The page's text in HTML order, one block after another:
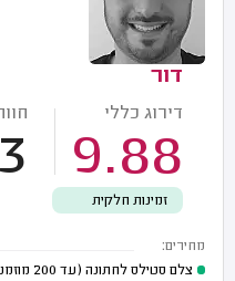
דור
דירוג כללי
9.88
זמינות חלקית
מחירים:
צלם סטילס לחתונה (עד 200 מוזמנים) כולל עריכה